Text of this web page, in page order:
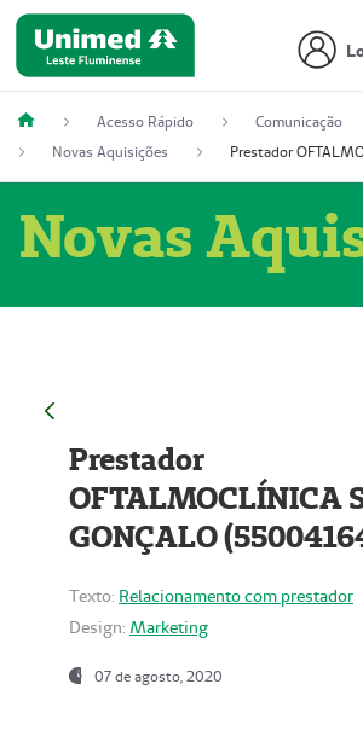
Acesso Rápido
Comunicação
Novas Aquisições
Novas
Prestador
OFTALMOCLÍNICA
GONÇALO
Texto: Relacionamento com prestador
Design: Marketing
07 de agosto, 2020